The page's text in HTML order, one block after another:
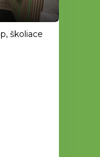
školiace